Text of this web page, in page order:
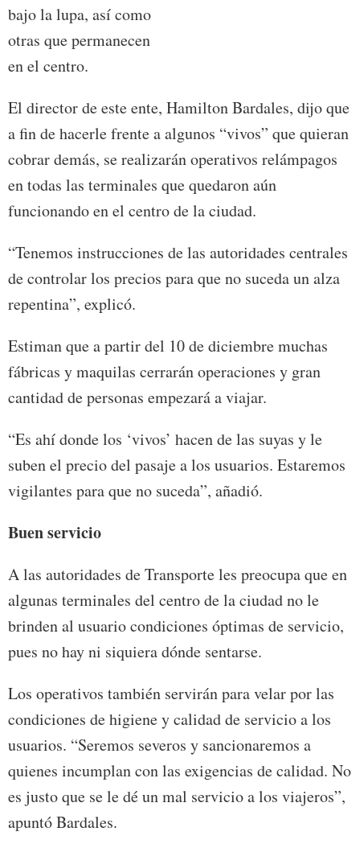
bajo la lupa, así como
otras que permanecen
en el centro.
El director de este ente, Hamilton Bardales, dijo que
a fin de hacerle frente a algunos “vivos” que quieran
cobrar demás, se realizarán operativos relámpagos
en todas las terminales que quedaron aún
funcionando en el centro de la ciudad.
“Tenemos instrucciones de las autoridades centrales
de controlar los precios para que no suceda un alza
repentina”, explicó.
Estiman que a partir del 10 de diciembre muchas
fábricas y maquilas cerrarán operaciones y gran
cantidad de personas empezará a viajar.
“Es ahí donde los ‘vivos’ hacen de las suyas y le
suben el precio del pasaje a los usuarios. Estaremos
vigilantes para que no suceda”, añadió.
Buen servicio
A las autoridades de Transporte les preocupa que en
algunas terminales del centro de la ciudad no le
brinden al usuario condiciones óptimas de servicio,
pues no hay ni siquiera dónde sentarse.
Los operativos también servirán para velar por las
condiciones de higiene y calidad de servicio a los
usuarios. “Seremos severos y sancionaremos a
quienes incumplan con las exigencias de calidad. No
es justo que se le dé un mal servicio a los viajeros”,
apuntó Bardales.